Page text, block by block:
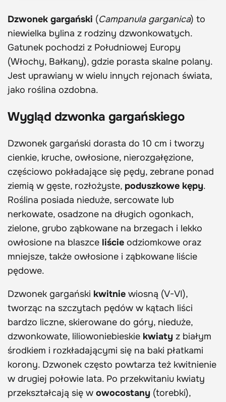
Dzwonek gargański (Campanula garganica) to
niewielka bylina z rodziny dzwonkowatych.
Gatunek pochodzi z Południowej Europy
(Włochy, Bałkany), gdzie porasta skalne polany.
Jest uprawiany w wielu innych rejonach świata,
jako roślina ozdobna.
Wygląd dzwonka gargańskiego
Dzwonek gargański dorasta do 10 cm i tworzy
cienkie, kruche, owłosione, nierozgałęzione,
częściowo pokładające się pędy, zebrane ponad
ziemią w gęste, rozłożyste, poduszkowe kępy.
Roślina posiada nieduże, sercowate lub
nerkowate, osadzone na długich ogonkach,
zielone, grubo ząbkowane na brzegach i lekko
owłosione na blaszce liście odziomkowe oraz
mniejsze, także owłosione i ząbkowane liście
pędowe.
Dzwonek gargański kwitnie wiosną (V-VI),
tworząc na szczytach pędów w kątach liści
bardzo liczne, skierowane do góry, nieduże,
dzwonkowate, liliowoniebieskie kwiaty z białym
środkiem i rozkładającymi się na baki płatkami
korony. Dzwonek często powtarza też kwitnienie
w drugiej połowie lata. Po przekwitaniu kwiaty
przekształcają się w owocostany (torebki),